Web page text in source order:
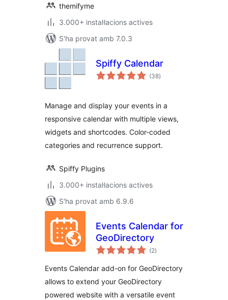
themifyme
3.000+ instal·lacions actives
S'ha provat amb 7.0.3
Spiffy Calendar
(38puntuacions
totals
)
Manage and display your events in a
responsive calendar with multiple views,
widgets and shortcodes. Color-coded
categories and recurrence support.
Spiffy Plugins
3.000+ instal·lacions actives
S'ha provat amb 6.9.6
Events Calendar for
GeoDirectory
(2puntuacions
totals
)
Events Calendar add-on for GeoDirectory
allows to extend your GeoDirectory
powered website with a versatile event